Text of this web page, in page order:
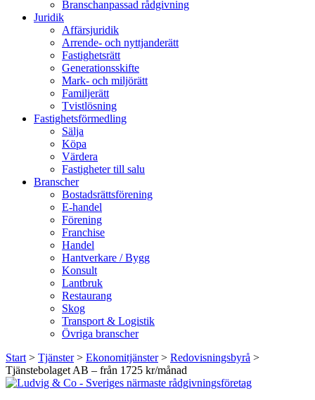
Branschanpassad rådgivning
Juridik
Affärsjuridik
Arrende- och nyttjanderätt
Fastighetsrätt
Generationsskifte
Mark- och miljörätt
Familjerätt
Tvistlösning
Fastighetsförmedling
Sälja
Köpa
Värdera
Fastigheter till salu
Branscher
Bostadsrättsförening
E-handel
Förening
Franchise
Handel
Hantverkare / Bygg
Konsult
Lantbruk
Restaurang
Skog
Transport & Logistik
Övriga branscher
Start > Tjänster> Ekonomitjänster> Redovisningsbyrå >
Tjänstebolaget AB – från 1725 kr/månad